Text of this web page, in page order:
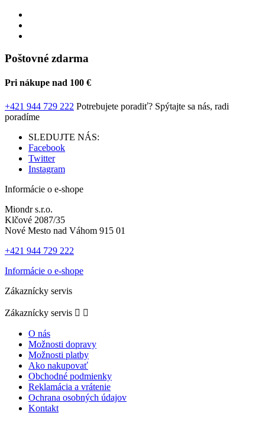
Poštovné zdarma
Pri nákupe nad 100 €
+421 944 729 222 Potrebujete poradiť? Spýtajte sa nás, radi
poradíme
SLEDUJTE NÁS:
Facebook
Twitter
Instagram
Informácie o e-shope
Miondr s.r.o.
Klčové 2087/35
Nové Mesto nad Váhom 915 01
+421 944 729 222
Informácie o e-shope
Zákaznícky servis
Zákaznícky servis  
O nás
Možnosti dopravy
Možnosti platby
Ako nakupovať
Obchodné podmienky
Reklamácia a vrátenie
Ochrana osobných údajov
Kontakt